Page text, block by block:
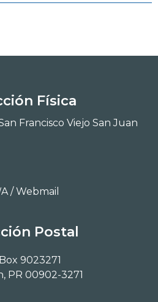
Física
Francisco Viejo San Juan
/ Webmail
Postal
9023271
PR 00902-3271